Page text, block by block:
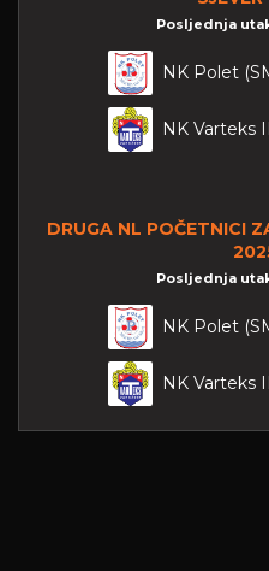
Posljednja
NK Polet
NK Varteks
DRUGA NL POČETNICI
Posljednja
NK Polet
NK Varteks